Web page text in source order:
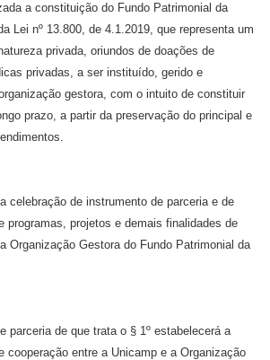
a constituição do Fundo Patrimonial da
Lei nº 13.800, de 4.1.2019, que representa um
privada, oriundos de doações de
privadas, a ser instituído, gerido e
gestora, com o intuito de constituir
prazo, a partir da preservação do principal e
celebração de instrumento de parceria e de
programas, projetos e demais finalidades de
Organização Gestora do Fundo Patrimonial da
parceria de que trata o § 1º estabelecerá a
cooperação entre a Unicamp e a Organização